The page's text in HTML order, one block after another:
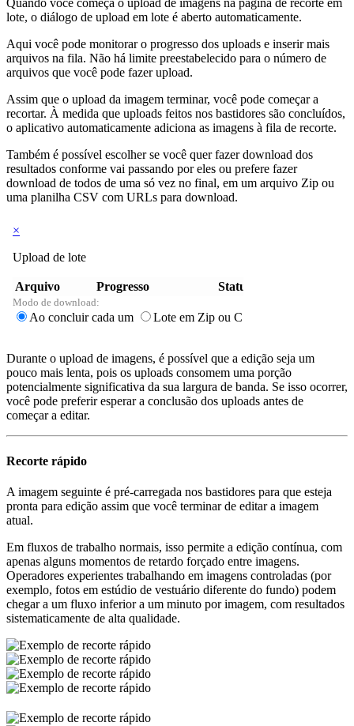
Quando você começa o upload de imagens na página de recorte em
lote, o diálogo de upload em lote é aberto automaticamente.
Aqui você pode monitorar o progresso dos uploads e inserir mais
arquivos na fila. Não há limite preestabelecido para o número de
arquivos que você pode fazer upload.
Assim que o upload da imagem terminar, você pode começar a
recortar. À medida que uploads feitos nos bastidores são concluídos,
o aplicativo automaticamente adiciona as imagens à fila de recorte.
Também é possível escolher se você quer fazer download dos
resultados conforme vai passando por eles ou prefere fazer
download de todos de uma só vez no final, em um arquivo Zip ou
uma planilha CSV com URLs para download.
Durante o upload de imagens, é possível que a edição seja um
pouco mais lenta, pois os uploads consomem uma porção
potencialmente significativa da sua largura de banda. Se isso ocorrer,
você pode preferir esperar a conclusão dos uploads antes de
começar a editar.
Recorte rápido
A imagem seguinte é pré-carregada nos bastidores para que esteja
pronta para edição assim que você terminar de editar a imagem
atual.
Em fluxos de trabalho normais, isso permite a edição contínua, com
apenas alguns momentos de retardo forçado entre imagens.
Operadores experientes trabalhando em imagens controladas (por
exemplo, fotos em estúdio de vestuário diferente do fundo) podem
chegar a um fluxo inferior a um minuto por imagem, com resultados
sistematicamente de alta qualidade.